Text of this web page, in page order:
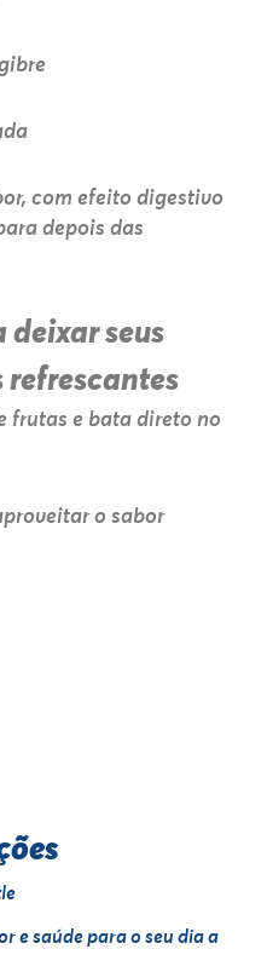
com efeito digestivo
depois das
seus
frutas e bata direto no
o sabor
e saúde para o seu dia a